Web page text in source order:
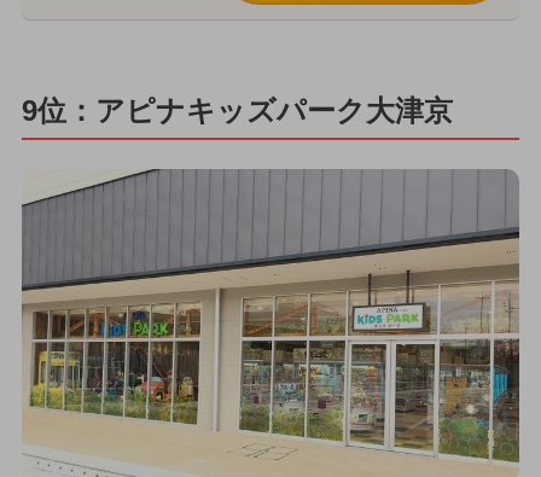
9位：アピナキッズパーク大津京